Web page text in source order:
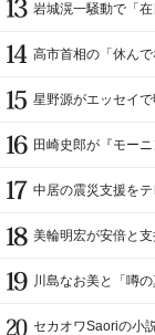
岩城滉一騒動で「
高市首相の「休ん
星野源がエッセイ
田崎史郎が『モー
中居の震災支援を
美輪明宏が安倍と支
川島なお美と「噂
セカオワSaoriの小